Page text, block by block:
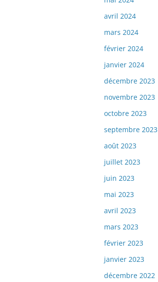
avril 2024
mars 2024
février 2024
janvier 2024
décembre 2023
novembre 2023
octobre 2023
septembre 2023
août 2023
juillet 2023
juin 2023
mai 2023
avril 2023
mars 2023
février 2023
janvier 2023
décembre 2022